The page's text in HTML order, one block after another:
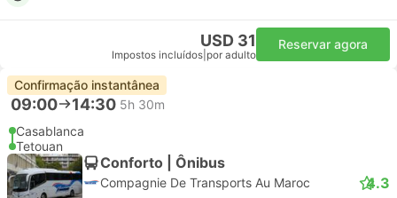
USD 31
Impostos incluídos por adulto
Reservar agora
Confirmação instantânea
09:00 14:30 5h 30m
Casablanca
Tetouan
Conforto | Ônibus
Compagnie De Transports Au Maroc 4.3